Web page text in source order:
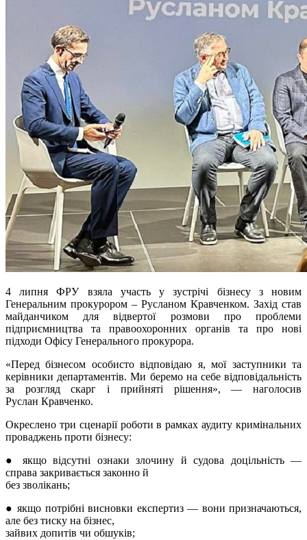
4 липня ФРУ взяла участь у зустрічі бізнесу з новим
Генеральним прокурором – Русланом Кравченком. Захід став
майданчиком для відвертої розмови про проблеми
підприємництва та правоохоронних органів та про нові
підходи Офісу Генерального прокурора.
«Перед бізнесом особисто відповідаю я, мої заступники та
керівники департаментів. Ми беремо на себе відповідальність
за розгляд скарг і прийняті рішення», — наголосив
Руслан Кравченко.
Окреслено три сценарії роботи в рамках аудиту кримінальних
проваджень проти бізнесу:
● якщо відсутні ознаки злочину й судова доцільність —
справа закривається законно й
без зволікань;
● якщо потрібні висновки експертиз — вони призначаються,
але без тиску на бізнес,
зайвих допитів чи обшуків;